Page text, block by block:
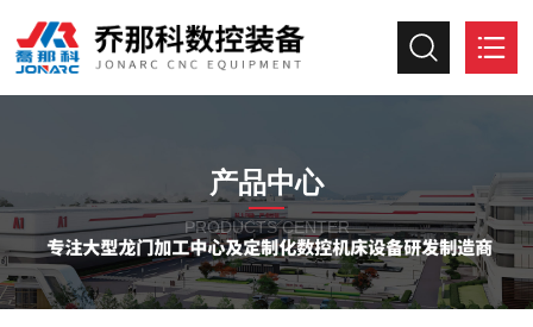
产品中心
PRODUCTS CENTER